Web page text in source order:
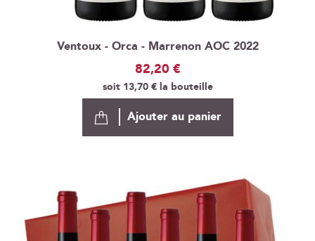
Ventoux - Orca - Marrenon AOC 2022
82,20 €
soit 13,70 €la bouteille
Ajouter au panier